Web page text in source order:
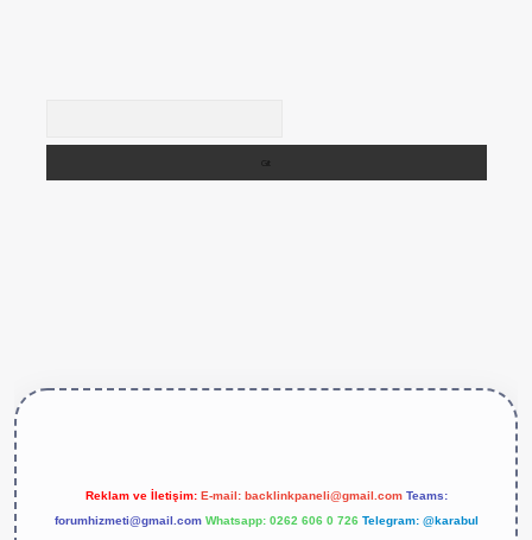
Reklam ve İletişim: E-mail: backlinkpaneli@gmail.com Teams:
forumhizmeti@gmail.com Whatsapp: 0262 606 0 726 Telegram: @karabul